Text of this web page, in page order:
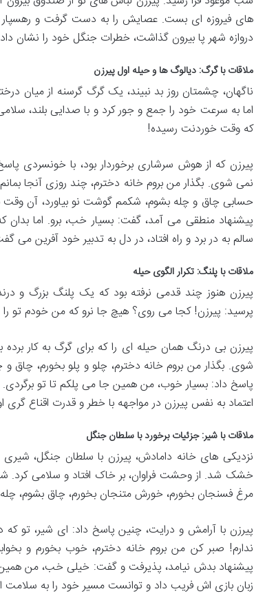
های فیروزه ای بست. عصایش را به دست گرفت و رهسپار
دروازه شهر پا بیرون گذاشت، خطرات جنگل خود را نشان
ملاقات با گرگ: دیالوگ ها و حیله اول پیرزن
ناگهان، چشمتان روز بد نبیند، یک گرگ گرسنه از میان
اما به سرعت خود را جمع و جور کرد و با صدایی بلند،
که وقت خوردنت رسیده!
پیرزن که از هوش سرشاری برخوردار بود، با خونسردی
نمی شوی. بگذار من بروم خانه دخترم، چند روزی آنجا
حسابی چاق و چله بشوم، شکمم گوشت نو بیاورد، آن
پیشنهاد منطقی می آمد، گفت: بسیار خب، برو. اما بدان
سالم به در برد و راه افتاد، در دل به تدبیر خود آفرین می
ملاقات با پلنگ: تکرار الگوی حیله
پیرزن هنوز چند قدمی نرفته بود که یک پلنگ بزرگ و
پرسید: پیرزن! کجا می روی؟ هیچ جا نرو که من خودم تو
پیرزن بی درنگ همان حیله ای را که برای گرگ به کار
شوی. بگذار من بروم خانه دخترم، چلو و پلو بخورم، چاق و
پاسخ داد: بسیار خوب، من همین جا می پلکم تا تو برگردی.
اعتماد به نفس پیرزن در مواجهه با خطر و قدرت اقناع گری
ملاقات با شیر: جزئیات برخورد با سلطان جنگل
نزدیکی های خانه دامادش، پیرزن با سلطان جنگل،
خشک شد. از وحشت فراوان، بر خاک افتاد و سلامی کرد.
مرغ فسنجان بخورم، خورش متنجان بخورم، چاق بشوم، چله
پیرزن با آرامش و درایت، چنین پاسخ داد: ای شیر، تو
ندارم! صبر کن من بروم خانه دخترم، خوب بخورم و
پیشنهاد بدش نیامد، پذیرفت و گفت: خیلی خب، من همین
زبان بازی اش فریب داد و توانست مسیر خود را به سلامت